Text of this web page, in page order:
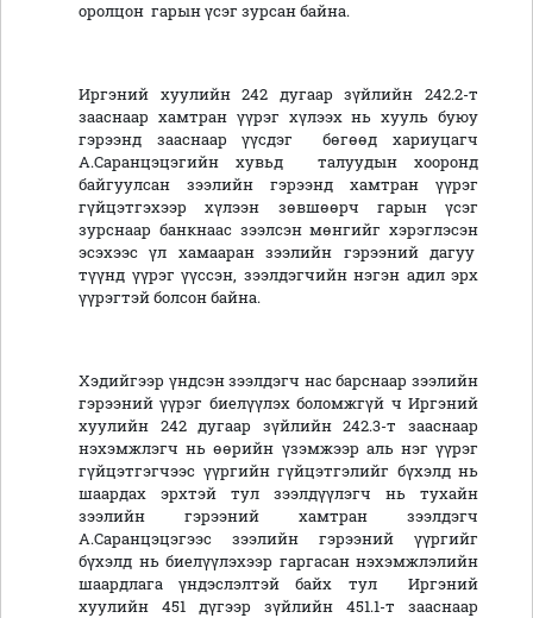
оролцон гарын үсэг зурсан байна.
Иргэний хуулийн 242 дугаар зүйлийн 242.2-т
зааснаар хамтран үүрэг хүлээх нь хууль буюу
гэрээнд зааснаар үүсдэг бөгөөд хариуцагч
А.Саранцэцэгийн хувьд талуудын хооронд
байгуулсан зээлийн гэрээнд хамтран үүрэг
гүйцэтгэхээр хүлээн зөвшөөрч гарын үсэг
зурснаар банкнаас зээлсэн мөнгийг хэрэглэсэн
эсэхээс үл хамааран зээлийн гэрээний дагуу
түүнд үүрэг үүссэн, зээлдэгчийн нэгэн адил эрх
үүрэгтэй болсон байна.
Хэдийгээр үндсэн зээлдэгч нас барснаар зээлийн
гэрээний үүрэг биелүүлэх боломжгүй ч Иргэний
хуулийн 242 дугаар зүйлийн 242.3-т зааснаар
нэхэмжлэгч нь өөрийн үзэмжээр аль нэг үүрэг
гүйцэтгэгчээс үүргийн гүйцэтгэлийг бүхэлд нь
шаардах эрхтэй тул зээлдүүлэгч нь тухайн
зээлийн гэрээний хамтран зээлдэгч
А.Саранцэцэгээс зээлийн гэрээний үүргийг
бүхэлд нь биелүүлэхээр гаргасан нэхэмжлэлийн
шаардлага үндэслэлтэй байх тул Иргэний
хуулийн 451 дүгээр зүйлийн 451.1-т зааснаар